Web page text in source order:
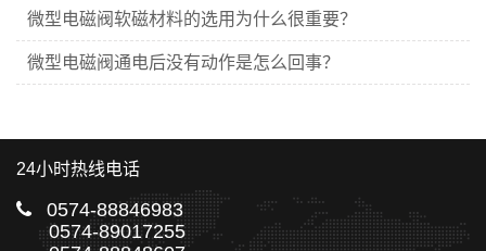
微型电磁阀软磁材料的选用为什么很重要？
微型电磁阀通电后没有动作是怎么回事？
24小时热线电话
0574-88846983
0574-89017255